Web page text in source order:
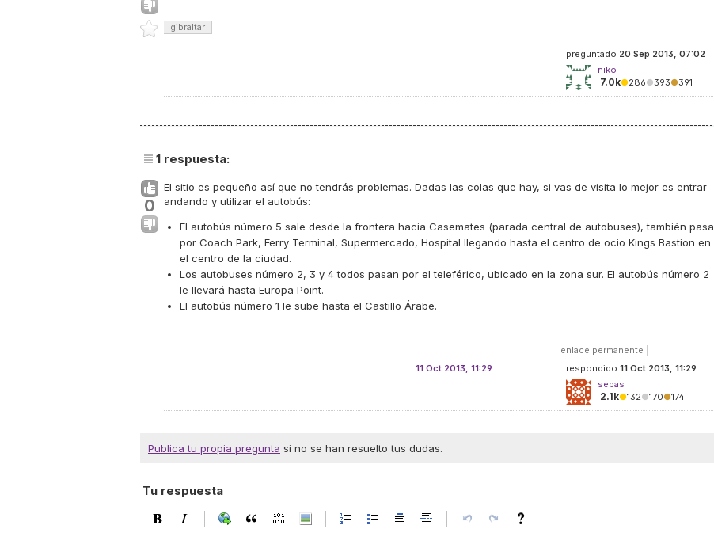
gibraltar
preguntado 20 Sep 2013, 07:02
niko
7.0k●286●393●391
1 respuesta:
0
El sitio es pequeño así que no tendrás problemas. Dadas las colas que hay, si vas de visita lo mejor es entrar
andando y utilizar el autobús:
El autobús número 5 sale desde la frontera hacia Casemates (parada central de autobuses), también pasa
por Coach Park, Ferry Terminal, Supermercado, Hospital llegando hasta el centro de ocio Kings Bastion en
el centro de la ciudad.
Los autobuses número 2, 3 y 4 todos pasan por el teleférico, ubicado en la zona sur. El autobús número 2
le llevará hasta Europa Point.
El autobús número 1 le sube hasta el Castillo Árabe.
enlace permanente
respondido 11 Oct 2013, 11:29
sebas
2.1k●132●170●174
11 Oct 2013, 11:29
Publica tu propia pregunta si no se han resuelto tus dudas.
Tu respuesta